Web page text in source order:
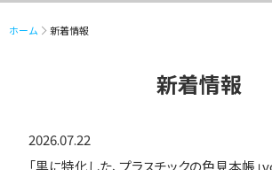
ホーム 新着情報
新着情報
2026.07.22
「黒に特化した、プラスチックの色見本帳